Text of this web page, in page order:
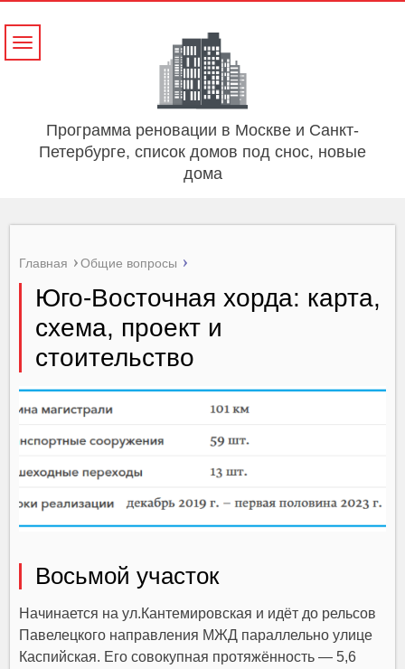
Программа реновации в Москве и Санкт-
Петербурге, список домов под снос, новые
дома
Навигация
Главная Общие вопросы
Юго-Восточная хорда: карта,
схема, проект и
стоительство
Восьмой участок
Начинается на ул.Кантемировская и идёт до рельсов
Павелецкого направления МЖД параллельно улице
Каспийская. Его совокупная протяжённость — 5,6